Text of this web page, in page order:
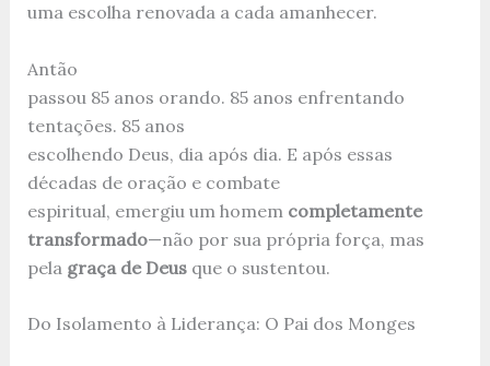
uma escolha renovada a cada amanhecer.
Antão
passou 85 anos orando. 85 anos enfrentando
tentações. 85 anos
escolhendo Deus, dia após dia. E após essas
décadas de oração e combate
espiritual, emergiu um homem completamente
transformado—não por sua própria força, mas
pela graça de Deusque o sustentou.
Do Isolamento à Liderança: O Pai dos Monges